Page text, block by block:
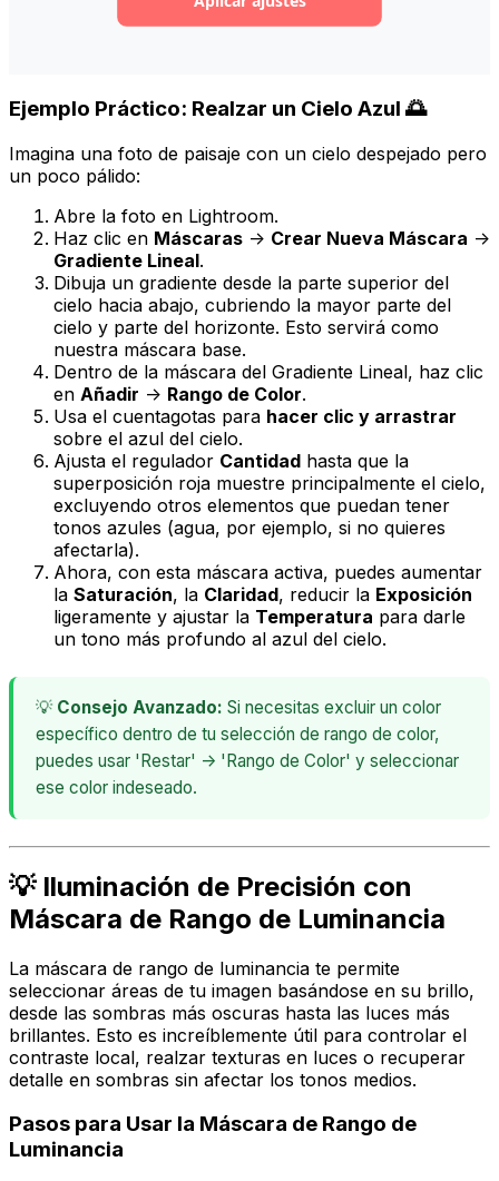
Ejemplo Práctico: Realzar un Cielo Azul 🌅
Imagina una foto de paisaje con un cielo despejado pero
un poco pálido:
Abre la foto en Lightroom.
Haz clic en Máscaras -> Crear Nueva Máscara ->
Gradiente Lineal.
Dibuja un gradiente desde la parte superior del
cielo hacia abajo, cubriendo la mayor parte del
cielo y parte del horizonte. Esto servirá como
nuestra máscara base.
Dentro de la máscara del Gradiente Lineal, haz clic
en Añadir -> Rango de Color.
Usa el cuentagotas para hacer clic y arrastrar
sobre el azul del cielo.
Ajusta el regulador Cantidad hasta que la
superposición roja muestre principalmente el cielo,
excluyendo otros elementos que puedan tener
tonos azules (agua, por ejemplo, si no quieres
afectarla).
Ahora, con esta máscara activa, puedes aumentar
la Saturación, la Claridad, reducir la Exposición
ligeramente y ajustar la Temperatura para darle
un tono más profundo al azul del cielo.
💡 Consejo Avanzado: Si necesitas excluir un color
específico dentro de tu selección de rango de color,
puedes usar 'Restar' -> 'Rango de Color' y seleccionar
ese color indeseado.
💡 Iluminación de Precisión con
Máscara de Rango de Luminancia
La máscara de rango de luminancia te permite
seleccionar áreas de tu imagen basándose en su brillo,
desde las sombras más oscuras hasta las luces más
brillantes. Esto es increíblemente útil para controlar el
contraste local, realzar texturas en luces o recuperar
detalle en sombras sin afectar los tonos medios.
Pasos para Usar la Máscara de Rango de
Luminancia